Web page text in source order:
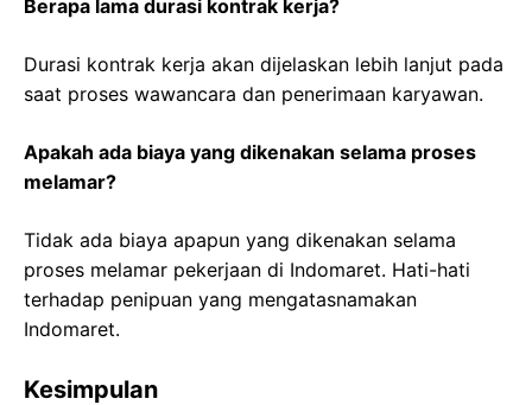
Berapa lama durasi kontrak kerja?
Durasi kontrak kerja akan dijelaskan lebih lanjut pada
saat proses wawancara dan penerimaan karyawan.
Apakah ada biaya yang dikenakan selama proses
melamar?
Tidak ada biaya apapun yang dikenakan selama
proses melamar pekerjaan di Indomaret. Hati-hati
terhadap penipuan yang mengatasnamakan
Indomaret.
Kesimpulan